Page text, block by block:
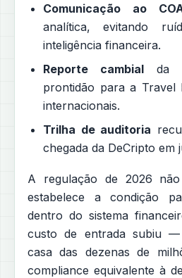
Comunicação ao
analítica, evitando
inteligência financeira.
Reporte cambial da
prontidão para a Travel
internacionais.
Trilha de auditoria
chegada da DeCripto em
A regulação de 2026
estabelece a condição
dentro do sistema
custo de entrada subiu
casa das dezenas de
compliance equivalente à